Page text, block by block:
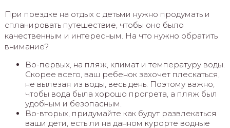
При поездке на отдых с детьми нужно продумать и
спланировать путешествие, чтобы оно было
качественным и интересным. На что нужно обратить
внимание?
Во-первых, на пляж, климат и температуру воды.
Скорее всего, ваш ребенок захочет плескаться,
не вылезая из воды, весь день. Поэтому важно,
чтобы вода была хорошо прогрета, а пляж был
удобным и безопасным.
Во-вторых, придумайте как будут развлекаться
ваши дети, есть ли на данном курорте водные